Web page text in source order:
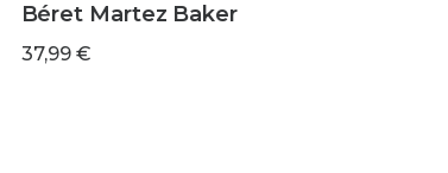
Béret Martez Baker
37,99 €